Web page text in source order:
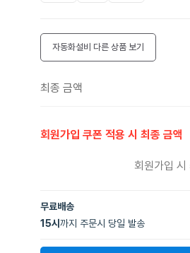
자동화설비 다른 상품 보기
최종 금액
회원가입 쿠폰 적용 시 최종 금액
회원가입
무료배송
15시 까지 주문시 당일 발송